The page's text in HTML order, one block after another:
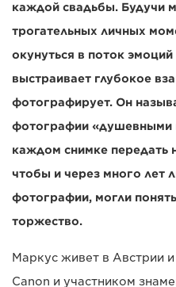
каждой свадьбы. Будучи
трогательных личных
окунуться в поток
выстраивает глубокое
фотографирует. Он
фотографии «душевными
каждом снимке передать
чтобы и через много лет
фотографии, могли
торжество.
Маркус живет в Австрии
Canon и участником